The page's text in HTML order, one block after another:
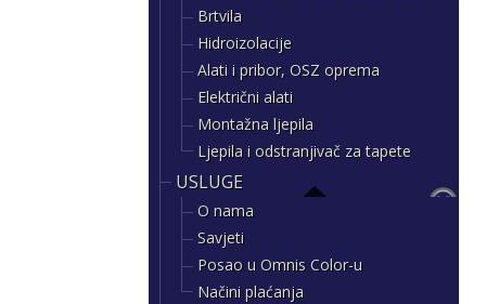
Brtvila
Hidroizolacije
Alati i pribor, OSZ oprema
Električni alati
Montažna ljepila
Ljepila i odstranjivač za tapete
USLUGE
O nama
Savjeti
Posao u Omnis Color-u
Načini plaćanja